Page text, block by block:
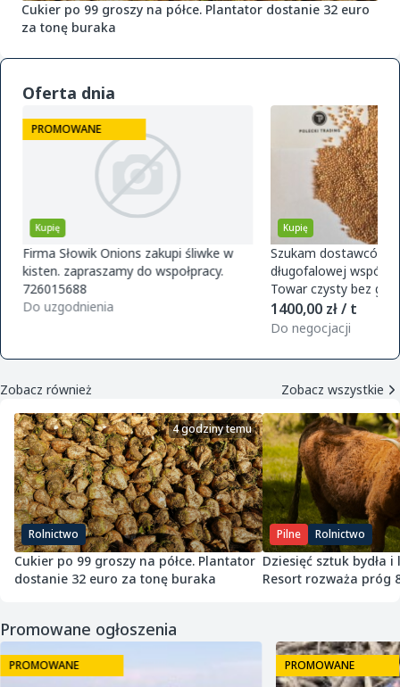
Cukier po 99 groszy na półce. Plantator dostanie 32 euro
za tonę buraka
Oferta dnia
Kupię
PROMOWANE
Firma Słowik Onions zakupi śliwke w
kisten. zapraszamy do wspołpracy.
726015688
Do uzgodnienia
Kupię
Szukam dostawców
długofalowej
Towar czysty bez
magazynu w Polsce.
zamówie
1400,00 zł / t
Do negocjacji
Zobacz również Zobacz wszystkie
Rolnictwo
4 godziny temu
Cukier po 99 groszy na półce. Plantator
dostanie 32 euro za tonę buraka
Pilne Rolnictwo
Dziesięć sztuk bydła
Resort rozważa próg
Promowane ogłoszenia
PROMOWANE PROMOWANE